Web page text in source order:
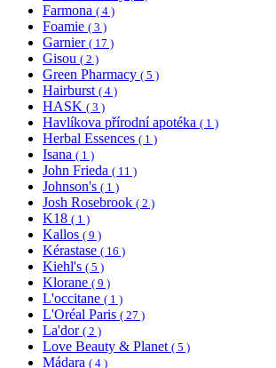
Farmona ( 4 )
Foamie ( 3 )
Garnier ( 17 )
Gisou ( 2 )
Green Pharmacy ( 5 )
Hairburst ( 4 )
HASK ( 3 )
Havlíkova přírodní apotéka ( 1 )
Herbal Essences ( 1 )
Isana ( 1 )
John Frieda ( 11 )
Johnson's ( 1 )
Josh Rosebrook ( 2 )
K18 ( 1 )
Kallos ( 9 )
Kérastase ( 16 )
Kiehl's ( 5 )
Klorane ( 9 )
L'occitane ( 1 )
L'Oréal Paris ( 27 )
La'dor ( 2 )
Love Beauty & Planet ( 5 )
Mádara ( 4 )